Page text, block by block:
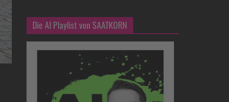
Die AI Playlist von SAATKORN